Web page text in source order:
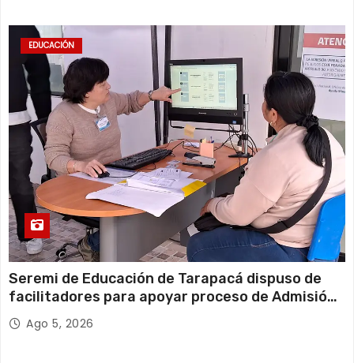
EDUCACIÓN
Seremi de Educación de Tarapacá dispuso de
facilitadores para apoyar proceso de Admisión
Escolar 2027
Ago 5, 2026